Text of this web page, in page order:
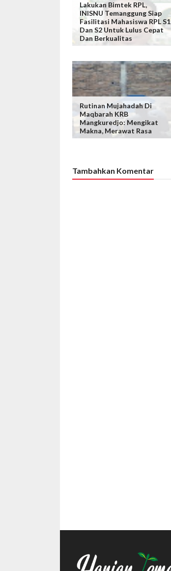
Lakukan Bimtek RPL,
INISNU Temanggung Siap
Fasilitasi Mahasiswa RPL S1
Dan S2 Untuk Lulus Cepat
Dan Berkualitas
Rutinan Mujahadah Di
Maqbarah KRB
Mangkuredjo: Mengikat
Makna, Merawat Rasa
Tambahkan Komentar